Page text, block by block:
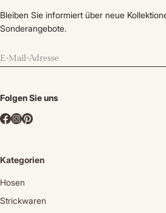
Bleiben Sie informiert über neue
Sonderangebote.
Folgen Sie uns
Kategorien
Hosen
Strickwaren